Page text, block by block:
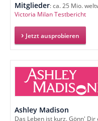
Mitglieder: ca. 25 Mio.
Victoria Milan Testbericht
Jetzt ausprobieren
Ashley Madison
Das Leben ist kurz. Gönn'